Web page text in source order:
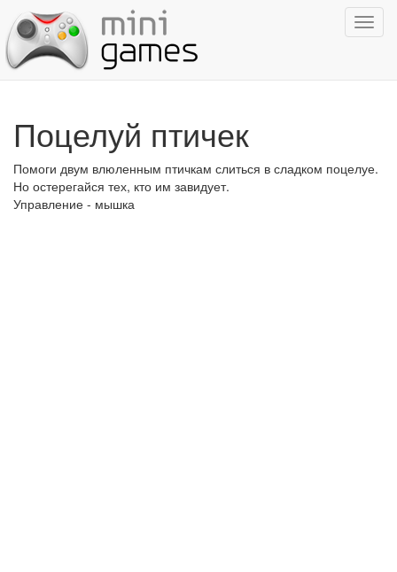
Поцелуй птичек
Помоги двум влюленным птичкам слиться в сладком поцелуе.
Но остерегайся тех, кто им завидует.
Управление - мышка